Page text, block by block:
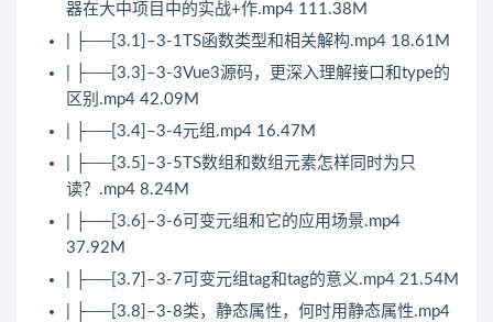
器在大中项目中的实战+作.mp4 111.38M
| ├──[3.1]–3-1TS函数类型和相关解构.mp4 18.61M
| ├──[3.3]–3-3Vue3源码，更深入理解接口和type的
区别.mp4 42.09M
| ├──[3.4]–3-4元组.mp4 16.47M
| ├──[3.5]–3-5TS数组和数组元素怎样同时为只
读？.mp4 8.24M
| ├──[3.6]–3-6可变元组和它的应用场景.mp4
37.92M
| ├──[3.7]–3-7可变元组tag和tag的意义.mp4 21.54M
| ├──[3.8]–3-8类，静态属性，何时用静态属性.mp4